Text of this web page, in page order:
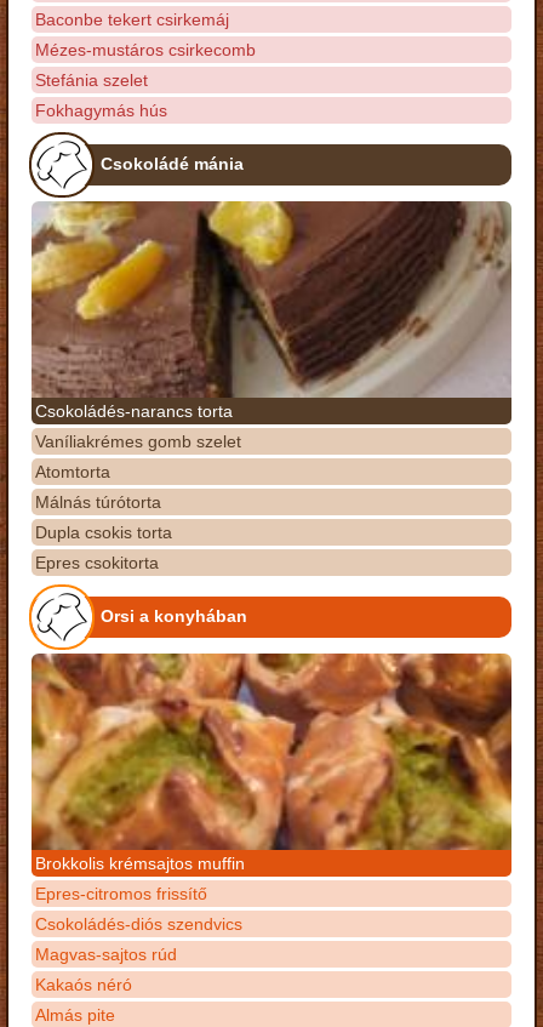
Baconbe tekert csirkemáj
Mézes-mustáros csirkecomb
Stefánia szelet
Fokhagymás hús
Csokoládé mánia
Csokoládés-narancs torta
Vaníliakrémes gomb szelet
Atomtorta
Málnás túrótorta
Dupla csokis torta
Epres csokitorta
Orsi a konyhában
Brokkolis krémsajtos muffin
Epres-citromos frissítő
Csokoládés-diós szendvics
Magvas-sajtos rúd
Kakaós néró
Almás pite